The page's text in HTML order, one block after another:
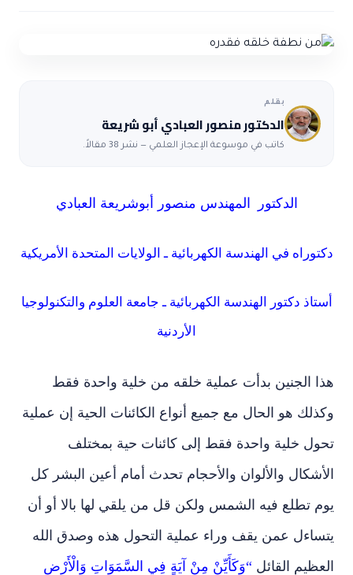
حول السنة
بقلم
الدكتور منصور العبادي أبو شريعة
كاتب في موسوعة الإعجاز العلمي — نشر 38 مقالاً.
الدكتور المهندس منصور أبوشريعة العبادي
دكتوراه في الهندسة الكهربائية ـ الولايات المتحدة الأمريكية
أستاذ دكتور الهندسة الكهربائية ـ جامعة العلوم والتكنولوجيا
الأردنية
هذا الجنين بدأت عملية خلقه من خلية واحدة فقط
وكذلك هو الحال مع جميع أنواع الكائنات الحية إن عملية
تحول خلية واحدة فقط إلى كائنات حية بمختلف
الأشكال والألوان والأحجام تحدث أمام أعين البشر كل
يوم تطلع فيه الشمس ولكن قل من يلقي لها بالا أو أن
يتساءل عمن يقف وراء عملية التحول هذه وصدق الله
العظيم القائل “وَكَأَيِّنْ مِنْ آيَةٍ فِي السَّمَوَاتِ وَالْأَرْضِ